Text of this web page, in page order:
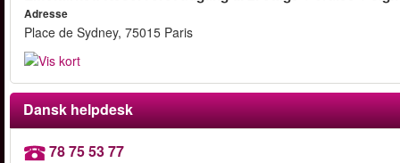
Adresse
Place de Sydney, 75015 Paris
Dansk helpdesk
78 75 53 77